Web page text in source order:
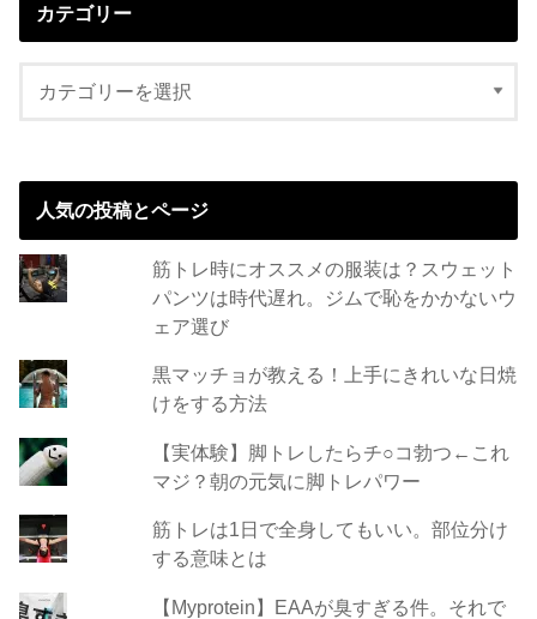
カテゴリー
人気の投稿とページ
筋トレ時にオススメの服装は？スウェット
パンツは時代遅れ。ジムで恥をかかないウ
ェア選び
黒マッチョが教える！上手にきれいな日焼
けをする方法
【実体験】脚トレしたらチ○コ勃つ←これ
マジ？朝の元気に脚トレパワー
筋トレは1日で全身してもいい。部位分け
する意味とは
【Myprotein】EAAが臭すぎる件。それで